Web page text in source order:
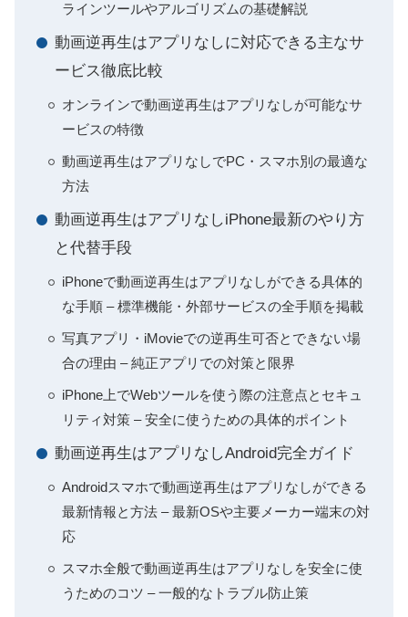
ラインツールやアルゴリズムの基礎解説
動画逆再生はアプリなしに対応できる主なサ
ービス徹底比較
オンラインで動画逆再生はアプリなしが可能なサ
ービスの特徴
動画逆再生はアプリなしでPC・スマホ別の最適な
方法
動画逆再生はアプリなしiPhone最新のやり方
と代替手段
iPhoneで動画逆再生はアプリなしができる具体的
な手順 – 標準機能・外部サービスの全手順を掲載
写真アプリ・iMovieでの逆再生可否とできない場
合の理由 – 純正アプリでの対策と限界
iPhone上でWebツールを使う際の注意点とセキュ
リティ対策 – 安全に使うための具体的ポイント
動画逆再生はアプリなしAndroid完全ガイド
Androidスマホで動画逆再生はアプリなしができる
最新情報と方法 – 最新OSや主要メーカー端末の対
応
スマホ全般で動画逆再生はアプリなしを安全に使
うためのコツ – 一般的なトラブル防止策